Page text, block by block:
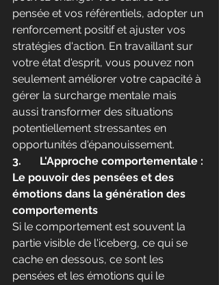
pensée et vos référentiels, adopter un
renforcement positif et ajuster vos
stratégies d'action. En travaillant sur
votre état d'esprit, vous pouvez non
seulement améliorer votre capacité à
gérer la surcharge mentale mais
aussi transformer des situations
potentiellement stressantes en
opportunités d'épanouissement.
3.	L'Approche comportementale :
Le pouvoir des pensées et des
émotions dans la génération des
comportements
Si le comportement est souvent la
partie visible de l'iceberg, ce qui se
cache en dessous, ce sont les
pensées et les émotions qui le